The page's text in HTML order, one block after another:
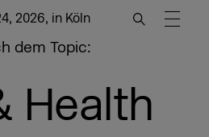
2026, in Köln
dem Topic:
Health